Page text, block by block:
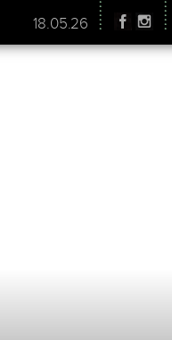
18.05.26